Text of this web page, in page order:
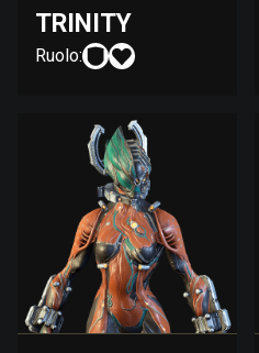
TRINITY
Ruolo: